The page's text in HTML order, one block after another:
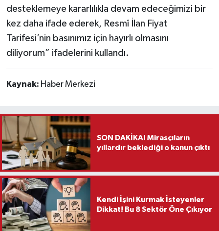
desteklemeye kararlılıkla devam edeceğimizi bir
kez daha ifade ederek, Resmî İlan Fiyat
Tarifesi’nin basınımız için hayırlı olmasını
diliyorum” ifadelerini kullandı.
Kaynak: Haber Merkezi
SON DAKİKA! Mirasçıların
yıllardır beklediği o kanun çıktı
Kendi İşini Kurmak İsteyenler
Dikkat! Bu 8 Sektör Öne Çıkıyor